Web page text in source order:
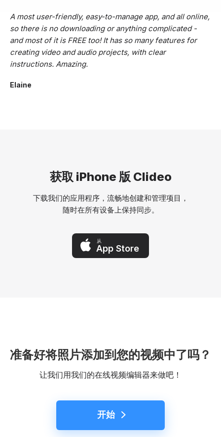
A most user-friendly, easy-to-manage app, and all online,
so there is no downloading or anything complicated -
and most of it is FREE too! It has so many features for
creating video and audio projects, with clear
instructions. Amazing.
Elaine
获取 iPhone 版 Clideo
下载我们的应用程序，流畅地创建和管理项目，
随时在所有设备上保持同步。
从
App Store
准备好将照片添加到您的视频中了吗？
让我们用我们的在线视频编辑器来做吧！
开始